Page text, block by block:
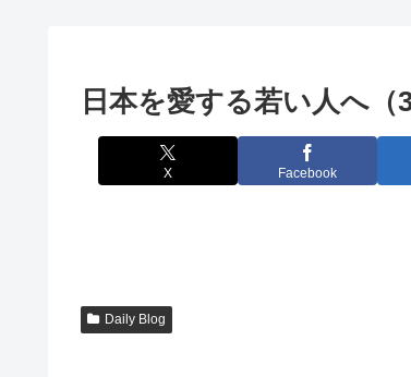
日本を愛する若い人へ（
X Facebook
Daily Blog